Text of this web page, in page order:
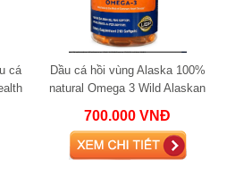
cá
Dầu cá hồi vùng Alaska 100%
natural Omega 3 Wild Alaskan
700.000 VNĐ